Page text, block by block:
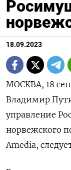
18.09.2023
МОСКВА, 18
Владимир
управление
норвежского
Amedia,